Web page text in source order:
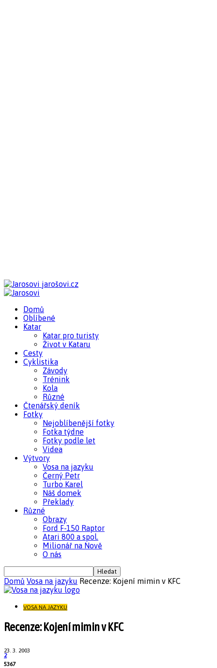
jarošovi.cz
Domů
Oblíbené
Katar
Katar pro turisty
Život v Kataru
Cesty
Cyklistika
Závody
Trénink
Kola
Různé
Čtenářský deník
Fotky
Nejoblíbenější fotky
Fotka týdne
Fotky podle let
Videa
Výtvory
Vosa na jazyku
Černý Petr
Turbo Karel
Náš domek
Překlady
Různé
Obrazy
Ford F-150 Raptor
Atari 800 a spol.
Milionář na Nově
O nás
Domů Vosa na jazyku Recenze: Kojení mimin v KFC
VOSA NA JAZYKU
Recenze: Kojení mimin v KFC
23. 3. 2003
2
5367